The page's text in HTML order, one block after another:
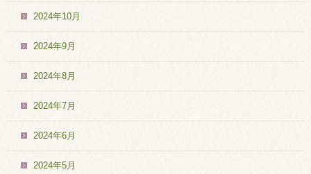
2024年10月
2024年9月
2024年8月
2024年7月
2024年6月
2024年5月